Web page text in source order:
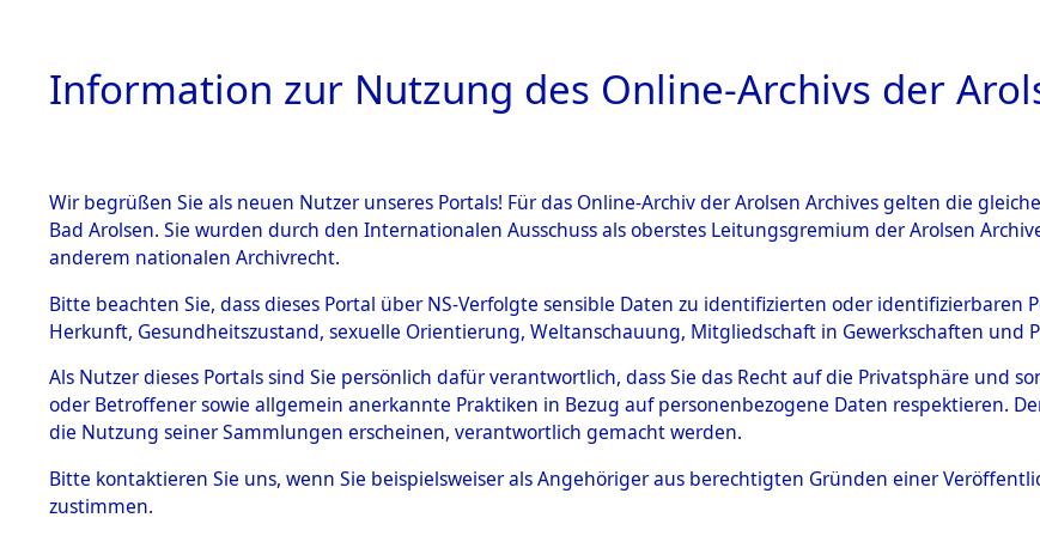
HOME BESTANDSBESCHREIBUNG ARCHIVALE ÜBERSICHT
BESTÄNDE
Inhaftierungsdoku
mente
5. Verschiedenes
Todesmärsche
5.3.1 Alliierte
Nordrhein-Westfalen→Kreis
(101104622)
0005 (101104622)
Information zur Nutzung des Online-Archivs der
Wir begrüßen Sie als neuen Nutzer unseres Portals! Für das Online-Archiv der Arolsen Archives gelten die
Bad Arolsen. Sie wurden durch den Internationalen Ausschuss als oberstes Leitungsgremium der Arolsen
anderem nationalen Archivrecht.
Bitte beachten Sie, dass dieses Portal über NS-Verfolgte sensible Daten zu identifizierten oder identifizierbaren
Herkunft, Gesundheitszustand, sexuelle Orientierung, Weltanschauung, Mitgliedschaft in Gewerkschaften und
Als Nutzer dieses Portals sind Sie persönlich dafür verantwortlich, dass Sie das Recht auf die Privatsphäre und
oder Betroffener sowie allgemein anerkannte Praktiken in Bezug auf personenbezogene Daten respektieren.
die Nutzung seiner Sammlungen erscheinen, verantwortlich gemacht werden.
Bitte kontaktieren Sie uns, wenn Sie beispielsweiser als Angehöriger aus berechtigten Gründen einer
zustimmen.